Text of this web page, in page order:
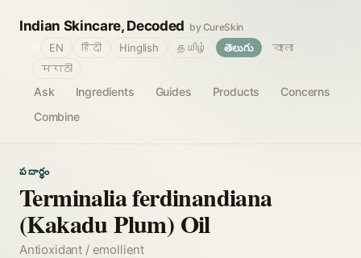
Indian Skincare, Decoded by CureSkin
Ask Ingredients Guides Products
Concerns
Combine
EN हिंदी Hinglish தமிழ் తెలుగు
বাংলা
मराठी
పదార్థం
Terminalia ferdinandiana
(Kakadu Plum) Oil
Antioxidant / emollient